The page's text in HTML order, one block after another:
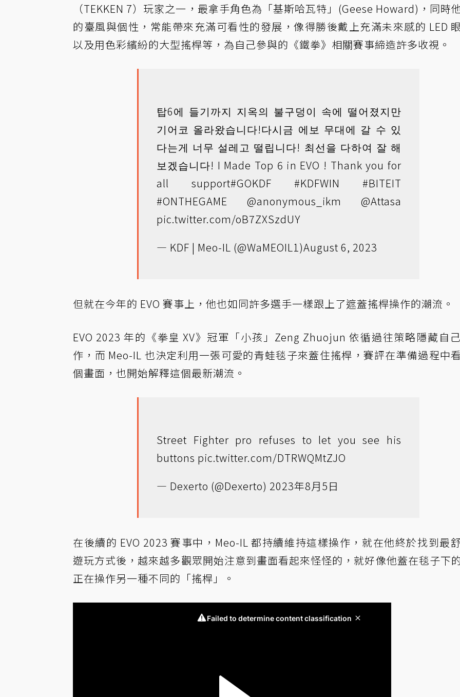
（TEKKEN 7）玩家之一，最拿手角色為「基斯哈瓦特」(Geese Howard)，同時
的臺風與個性，常能帶來充滿可看性的發展，像得勝後戴上充滿未來感的 LED
以及用色彩繽紛的大型搖桿等，為自己參與的《鐵拳》相關賽事締造許多收視。
탑6에 들기까지 지옥의 불구덩이 속에 떨어졌지만
기어코 올라왔습니다!다시금 에보 무대에 갈 수 있
다는게 너무 설레고 떨립니다! 최선을 다하여 잘 해
보겠습니다! I Made Top 6 in EVO ! Thank you for
all support#GOKDF #KDFWIN
#BITEIT
#ONTHEGAME
@anonymous_ikm
@Attasa
pic.twitter.com/oB7ZXSzdUY
— KDF | Meo-IL (@WaMEOIL1)August 6, 2023
但就在今年的 EVO 賽事上，他也如同許多選手一樣跟上了遮蓋搖桿操作的潮流。
EVO 2023 年的《拳皇 XV》冠軍「小孩」Zeng Zhuojun 依循過往策略隱藏自
作，而 Meo-IL 也決定利用一張可愛的青蛙毯子來蓋住搖桿，賽評在準備過程中
個畫面，也開始解釋這個最新潮流。
Street Fighter pro refuses to let you see his
buttons pic.twitter.com/DTRWQMtZJO
— Dexerto (@Dexerto) 2023年8月5日
在後續的 EVO 2023 賽事中，Meo-IL 都持續維持這樣操作，就在他終於找到最
遊玩方式後，越來越多觀眾開始注意到畫面看起來怪怪的，就好像他蓋在毯子下
正在操作另一種不同的「搖桿」。